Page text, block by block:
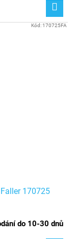
170725
do 10-30 dnů
Kód: 170725FA